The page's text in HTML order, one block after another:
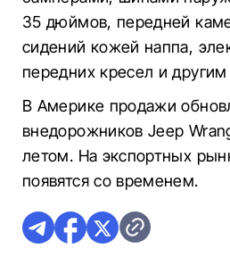
35 дюймов, передней
сидений кожей наппа,
передних кресел и
В Америке продажи
внедорожников Jeep
летом. На экспортных
появятся со временем.